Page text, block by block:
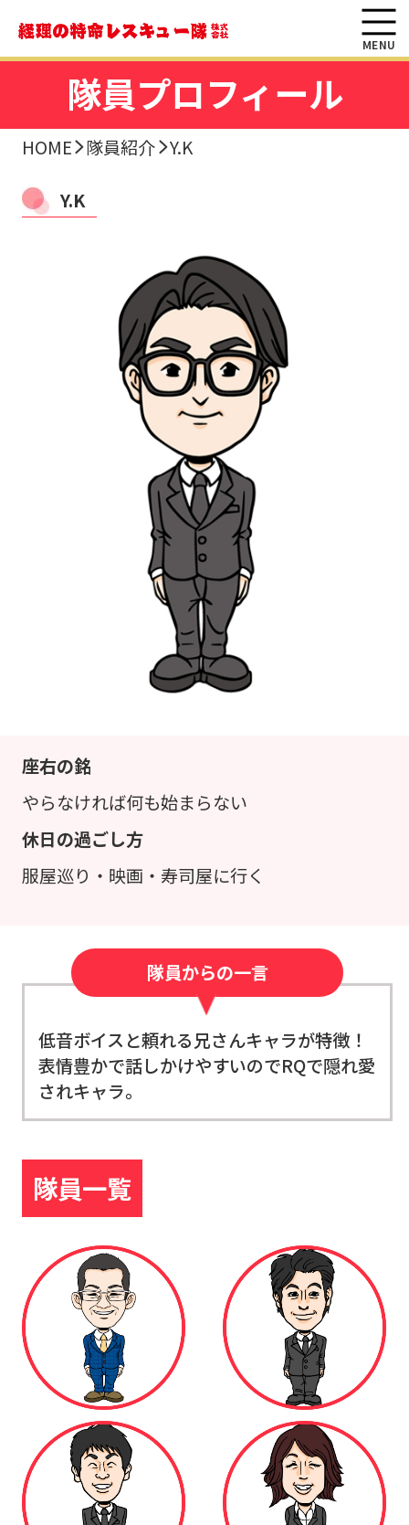
MENU
隊員プロフィール
HOME 隊員紹介 Y.K
Y.K
座右の銘
やらなければ何も始まらない
休日の過ごし方
服屋巡り・映画・寿司屋に行く
隊員からの一言
低音ボイスと頼れる兄さんキャラが特徴！
表情豊かで話しかけやすいのでRQで隠れ愛
されキャラ。
隊員一覧